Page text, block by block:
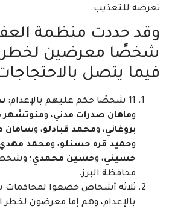
تعرضه للتعذيب.
شخصًا معرضين لخطر
فيما يتصل
11 شخصًا حكم عليهم بالإعدام:
وماهان صدرات مدني، ومنوتشهر
بروغاني، ومحمد قبادلو، وسامان
وحميد قره حسنلو، ومحمد
حسيني، وحسين محمدي؛
محافظة البرز.
ثلاثة أشخاص خضعوا لمحاكمات
بالإعدام، وهم إما معرضون